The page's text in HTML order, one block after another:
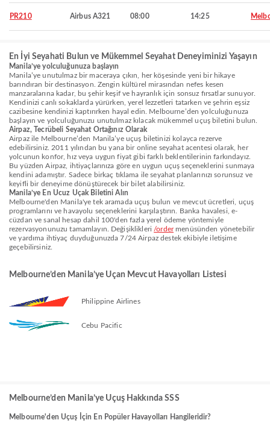
PR210 Airbus A321 08:00 14:25
En İyi Seyahati Bulun ve Mükemmel Seyahat Deneyiminizi Yaşayın
Manila’ye yolculuğunuza başlayın
Manila’ye unutulmaz bir maceraya çıkın, her köşesinde yeni bir hikaye
barındıran bir destinasyon. Zengin kültürel mirasından nefes kesen
manzaralarına kadar, bu şehir keşif ve hayranlık için sonsuz fırsatlar sunuyor.
Kendinizi canlı sokaklarda yürürken, yerel lezzetleri tatarken ve şehrin eşsiz
cazibesine kendinizi kaptırırken hayal edin. Melbourne’den yolculuğunuza
başlayın ve yolculuğunuzu unutulmaz kılacak mükemmel uçuş biletini bulun.
Airpaz, Tecrübeli Seyahat Ortağınız Olarak
Airpaz ile Melbourne’den Manila’ye uçuş biletinizi kolayca rezerve
edebilirsiniz. 2011 yılından bu yana bir online seyahat acentesi olarak, her
yolcunun konfor, hız veya uygun fiyat gibi farklı beklentilerinin farkındayız.
Bu yüzden Airpaz, ihtiyaçlarınıza göre en uygun uçuş seçeneklerini sunmaya
kendini adamıştır. Sadece birkaç tıklama ile seyahat planlarınızı sorunsuz ve
keyifli bir deneyime dönüştürecek bir bilet alabilirsiniz.
Manila’ye En Ucuz Uçak Biletini Alın
Melbourne'den Manila'ye tek aramada uçuş bulun ve mevcut ücretleri, uçuş
programlarını ve havayolu seçeneklerini karşılaştırın. Banka havalesi, e-
cüzdan ve sanal hesap dahil 100'den fazla yerel ödeme yöntemiyle
rezervasyonunuzu tamamlayın. Değişiklikleri /ordermenüsünden yönetebilir
ve yardıma ihtiyaç duyduğunuzda 7/24 Airpaz destek ekibiyle iletişime
geçebilirsiniz.
Melbourne’den Manila’ye Uçan Mevcut Havayolları Listesi
Philippine Airlines
Cebu Pacific
Melbourne’den Manila’ye Uçuş Hakkında SSS
Melbourne'den Uçuş İçin En Popüler Havayolları Hangileridir?